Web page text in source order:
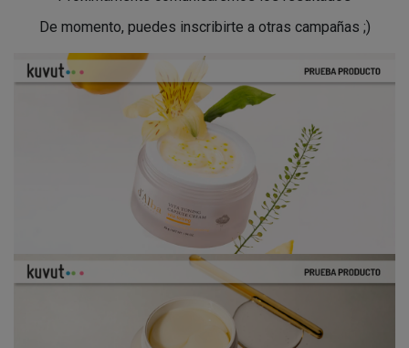
De momento, puedes inscribirte a otras campañas ;)